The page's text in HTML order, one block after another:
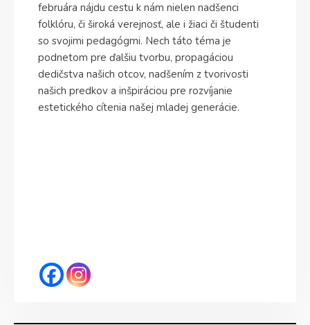
februára nájdu cestu k nám nielen nadšenci
folklóru, či široká verejnosť, ale i žiaci či študenti
so svojimi pedagógmi. Nech táto téma je
podnetom pre ďalšiu tvorbu, propagáciou
dedičstva našich otcov, nadšením z tvorivosti
našich predkov a inšpiráciou pre rozvíjanie
estetického cítenia našej mladej generácie.